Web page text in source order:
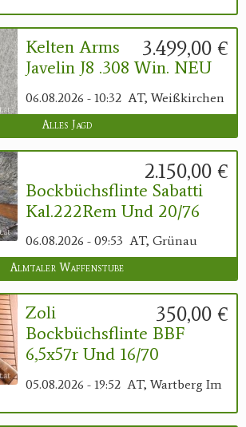
3.499,00 €
Kelten Arms
Javelin J8 .308 Win. NEU
06.08.2026 - 10:32 AT, Weißkirchen
Alles Jagd
2.150,00 €
Bockbüchsflinte Sabatti
Kal.222Rem Und 20/76
06.08.2026 - 09:53 AT, Grünau
Almtaler Waffenstube
350,00 €
Zoli
Bockbüchsflinte BBF
6,5x57r Und 16/70
05.08.2026 - 19:52 AT, Wartberg Im